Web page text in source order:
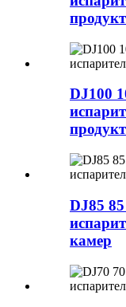
DJ100
DJ85
камер